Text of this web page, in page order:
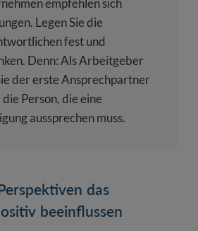
empfehlen sich
Legen Sie die
fest und
Denn: Als Arbeitgeber
der erste Ansprechpartner
die Person, die eine
aussprechen muss.
das
beeinflussen